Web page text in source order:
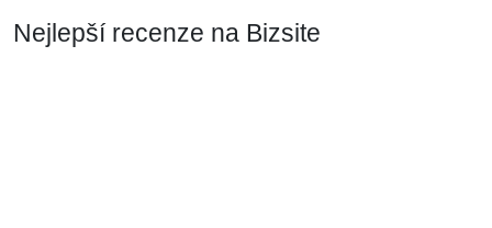
Nejlepší recenze na Bizsite